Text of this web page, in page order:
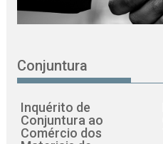
Conjuntura
Inquérito de
Conjuntura ao
Comércio dos